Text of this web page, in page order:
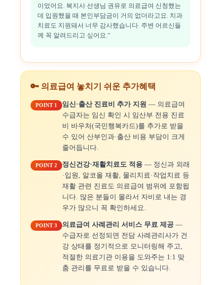
이었어요. 복지사 선생님 권유로 의료급여 신청했는
데 입원했을 때 본인부담금이 거의 없더라고요. 치과
치료도 지원돼서 너무 감사했습니다. 주변 어르신들
께 꼭 알려드리고 싶어요."
🔑 의료급여 놓치기 쉬운 추가혜택
POINT 1 임신·출산 진료비 추가 지원 — 의료급여
수급자는 임신 확인 시 임산부 전용 진료
비 바우처(국민행복카드)를 추가로 받을
수 있어 산부인과·출산 비용 부담이 크게
줄어듭니다.
POINT 2 정신건강·재활치료도 적용 — 정신과 외래
·입원, 알코올 재활, 물리치료·작업치료 등
재활 관련 진료도 의료급여 범위에 포함됩
니다. 많은 분들이 몰라서 자비로 내는 경
우가 많으니 꼭 확인하세요.
POINT 3 의료급여 사례관리 서비스 무료 제공 —
수급자로 선정되면 전담 사례관리사가 건
강 상태를 정기적으로 모니터링해 주고,
적절한 의료기관 이용을 도와주는 1:1 맞
춤 관리를 무료로 받을 수 있습니다.